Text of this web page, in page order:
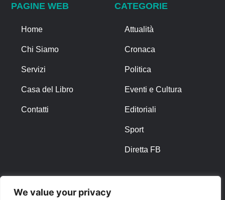
We value your privacy
PAGINE WEB
Home
Chi Siamo
Servizi
Casa del Libro
Contatti
CATEGORIE
Attualità
Cronaca
Politica
Eventi e Cultura
Editoriali
Sport
Diretta FB